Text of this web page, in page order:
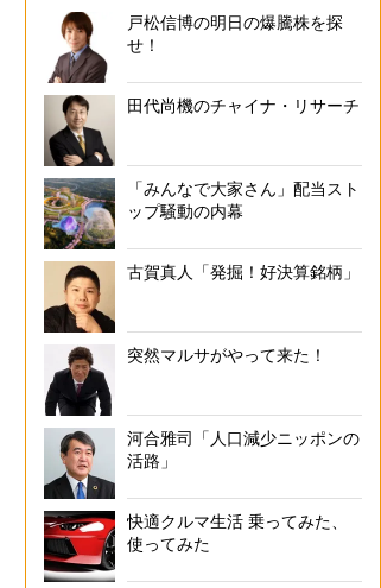
戸松信博の明日の爆騰株を探
せ！
田代尚機のチャイナ・リサーチ
「みんなで大家さん」配当スト
ップ騒動の内幕
古賀真人「発掘！好決算銘柄」
突然マルサがやって来た！
河合雅司「人口減少ニッポンの
活路」
快適クルマ生活 乗ってみた、
使ってみた